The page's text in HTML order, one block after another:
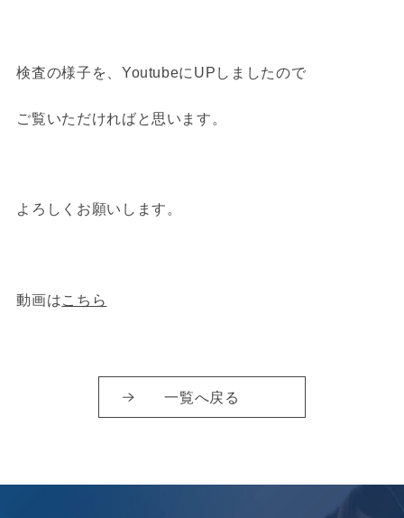
検査の様子を、YoutubeにUPしましたので
ご覧いただければと思います。
よろしくお願いします。
動画はこちら
一覧へ戻る